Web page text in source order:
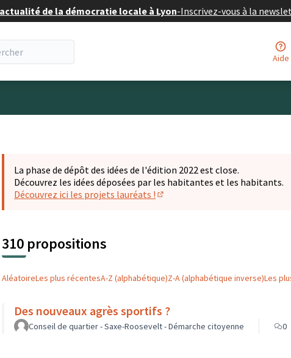
de la démocratie locale à Lyon-Inscrivez-vous à la
Aide
La phase de dépôt des idées de l'édition 2022 est close.
Découvrez les idées déposées par les habitantes et les habitants.
Découvrez ici les projets lauréats !
310 propositions
AléatoireLes plus récentesA-Z (alphabétique)Z-A (alphabétique inverse)Les
Des nouveaux agrès sportifs ?
Conseil de quartier - Saxe-Roosevelt - Démarche citoyenne 0